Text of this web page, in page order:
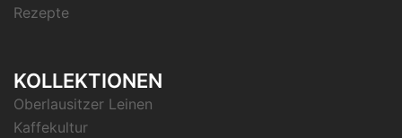
Rezepte
KOLLEKTIONEN
Oberlausitzer Leinen
Kaffekultur